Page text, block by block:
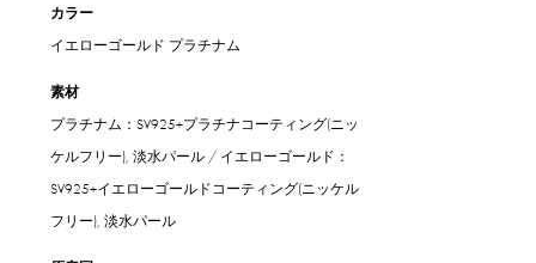
カラー
イエローゴールド プラチナム
素材
プラチナム：SV925+プラチナコーティング(ニッ
ケルフリー), 淡水パール / イエローゴールド：
SV925+イエローゴールドコーティング(ニッケル
フリー), 淡水パール